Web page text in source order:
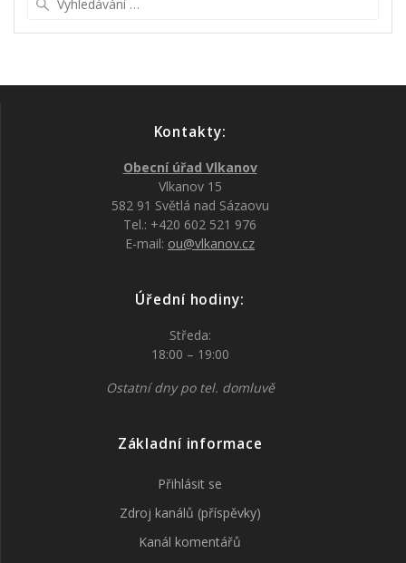
Kontakty:
Obecní úřad Vlkanov
Vlkanov 15
582 91 Světlá nad Sázaovu
Tel.: +420 602 521 976
E-mail: ou@vlkanov.cz
Úřední hodiny:
Středa:
18:00 – 19:00
Ostatní dny po tel. domluvě
Základní informace
Přihlásit se
Zdroj kanálů (příspěvky)
Kanál komentářů